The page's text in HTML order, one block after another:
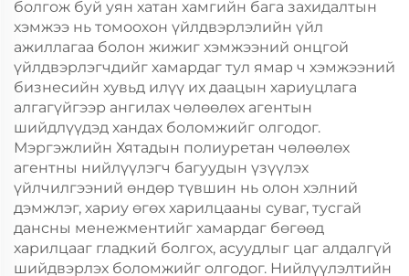
болгож буй уян хатан хамгийн бага захидалтын
хэмжээ нь томоохон үйлдвэрлэлийн үйл
ажиллагаа болон жижиг хэмжээний онцгой
үйлдвэрлэгчдийг хамардаг тул ямар ч хэмжээний
бизнесийн хувьд илүү их даацын хариуцлага
алгагүйгээр ангилах чөлөөлөх агентын
шийдлүүдэд хандах боломжийг олгодог.
Мэргэжлийн Хятадын полиуретан чөлөөлөх
агентны нийлүүлэгч багуудын үзүүлэх
үйлчилгээний өндөр түвшин нь олон хэлний
дэмжлэг, хариу өгөх харилцааны суваг, тусгай
дансны менежментийг хамардаг бөгөөд
харилцааг гладкий болгох, асуудлыг цаг алдалгүй
шийдвэрлэх боломжийг олгодог. Нийлүүлэлтийн